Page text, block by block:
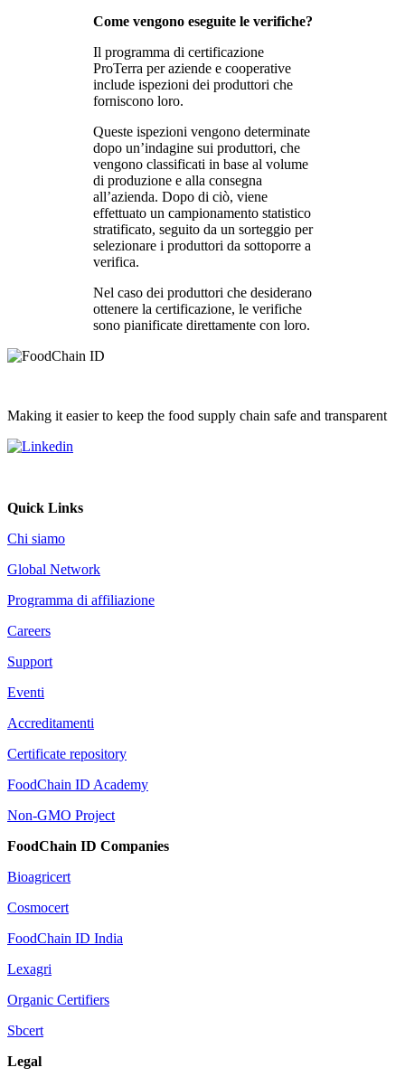
Come vengono eseguite le verifiche?
Il programma di certificazione
ProTerra per aziende e cooperative
include ispezioni dei produttori che
forniscono loro.
Queste ispezioni vengono determinate
dopo un’indagine sui produttori, che
vengono classificati in base al volume
di produzione e alla consegna
all’azienda. Dopo di ciò, viene
effettuato un campionamento statistico
stratificato, seguito da un sorteggio per
selezionare i produttori da sottoporre a
verifica.
Nel caso dei produttori che desiderano
ottenere la certificazione, le verifiche
sono pianificate direttamente con loro.
Making it easier to keep the food supply chain safe and transparent
Quick Links
Chi siamo
Global Network
Programma di affiliazione
Careers
Support
Eventi
Accreditamenti
Certificate repository
FoodChain ID Academy
Non-GMO Project
FoodChain ID Companies
Bioagricert
Cosmocert
FoodChain ID India
Lexagri
Organic Certifiers
Sbcert
Legal